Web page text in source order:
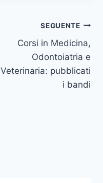
SEGUENTE
Corsi in Medicina,
Odontoiatria e
Veterinaria: pubblicati
i bandi